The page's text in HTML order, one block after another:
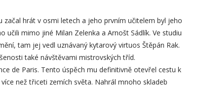
začal hrát v osmi letech a jeho prvním učitelem byl jeho
učili mimo jiné Milan Zelenka a Arnošt Sádlík. Ve studiu
tam jej vedl uznávaný kytarový virtuos Štěpán Rak.
také návštěvami mistrovských tříd.
de Paris. Tento úspěch mu definitivně otevřel cestu k
než třiceti zemích světa. Nahrál mnoho skladeb